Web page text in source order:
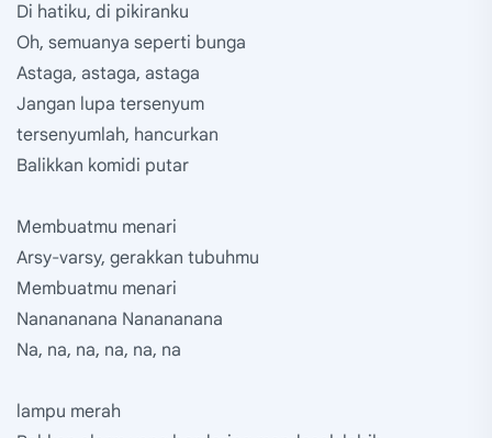
Di hatiku, di pikiranku
Oh, semuanya seperti bunga
Astaga, astaga, astaga
Jangan lupa tersenyum
tersenyumlah, hancurkan
Balikkan komidi putar
Membuatmu menari
Arsy-varsy, gerakkan tubuhmu
Membuatmu menari
Nanananana Nanananana
Na, na, na, na, na, na
lampu merah